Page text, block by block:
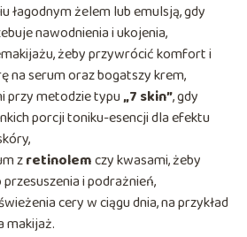
łagodnym żelem lub emulsją, gdy
nawodnienia i ukojenia,
żeby przywrócić komfort i
na serum oraz bogatszy krem,
przy metodzie typu„7 skin”, gdy
porcji toniku-esencji dla efektu
zretinolemczy kwasami, żeby
i podrażnień,
cery w ciągu dnia, na przykład
makijaż.